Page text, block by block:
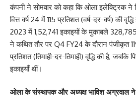
कंपनी ने सोमवार को कहा कि ओला इलेक्ट्रिक ने
वित्त वर्ष 24 में 115 प्रतिशत (वर्ष-दर-वर्ष) की
2023 में 1,52,741 इकाइयों के मुकाबले
ने कथित तौर पर Q4 FY24 के दौरान पंजीकृत
प्रतिशत (तिमाही-दर-तिमाही) वृद्धि की है, जबकि
इकाइयाँ थीं।
ओला के संस्थापक और अध्यक्ष भाविश अग्रवाल ने